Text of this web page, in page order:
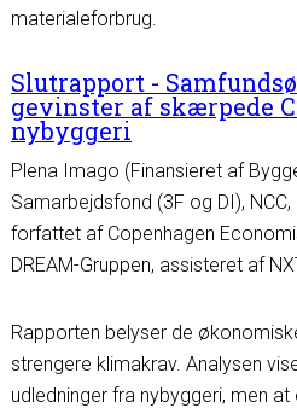
materialeforbrug.
Slutrapport -
gevinster af skærpede
nybyggeri
Plena Imago (Finansieret af
Samarbejdsfond (3F og DI),
forfattet af Copenhagen
DREAM-Gruppen, assisteret af
Rapporten belyser de
strengere klimakrav. Analysen
udledninger fra nybyggeri, men